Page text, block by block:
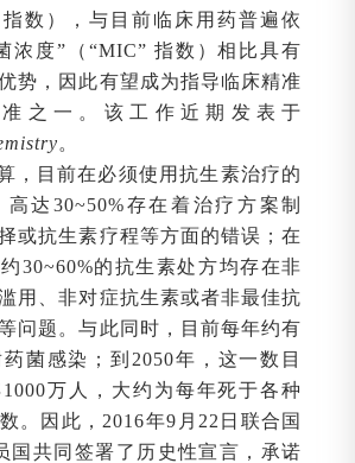
指数），与目前临床用药普遍依
浓度”（“MIC” 指数）相比具有
势，因此有望成为指导临床精准
之一。该工作近期发表于
。
，目前在必须使用抗生素治疗的
达30~50%存在着治疗方案制
或抗生素疗程等方面的错误；在
30~60%的抗生素处方均存在非
用、非对症抗生素或者非最佳抗
问题。与此同时，目前每年约有
菌感染；到2050年，这一数目
万人，大约为每年死于各种
。因此，2016年9月22日联合国
国共同签署了历史性宣言，承诺